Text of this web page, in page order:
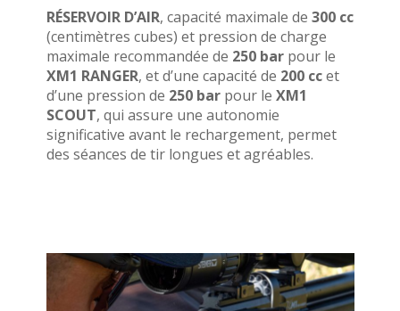
RÉSERVOIR D’AIR, capacité maximale de 300 cc
(centimètres cubes) et pression de charge
maximale recommandée de 250 barpour le
XM1 RANGER, et d’une capacité de 200 ccet
d’une pression de 250 barpour le XM1
SCOUT, qui assure une autonomie
significative avant le rechargement, permet
des séances de tir longues et agréables.